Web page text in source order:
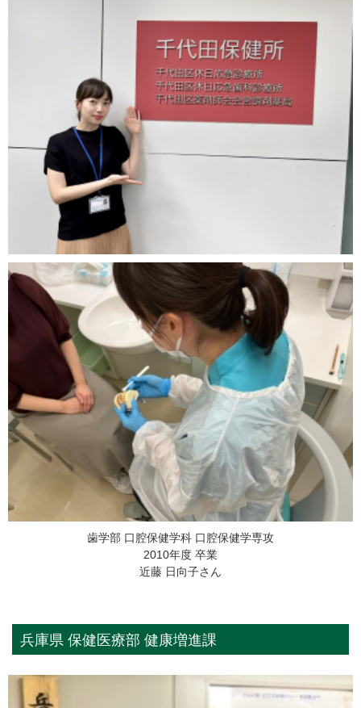
歯学部 口腔保健学科 口腔保健学専攻
2010年度 卒業
近藤 日向子さん
兵庫県 保健医療部 健康増進課